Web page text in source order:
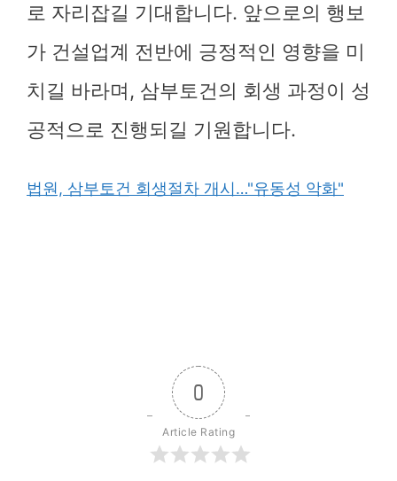
로 자리잡길 기대합니다. 앞으로의 행보
가 건설업계 전반에 긍정적인 영향을 미
치길 바라며, 삼부토건의 회생 과정이 성
공적으로 진행되길 기원합니다.
법원, 삼부토건 회생절차 개시…"유동성 악화"
0
Article Rating